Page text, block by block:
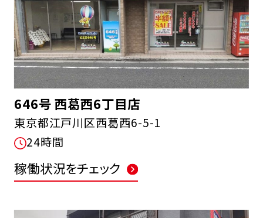
646号 西葛西6丁目店
東京都江戸川区西葛西6-5-1
24時間
稼働状況をチェック